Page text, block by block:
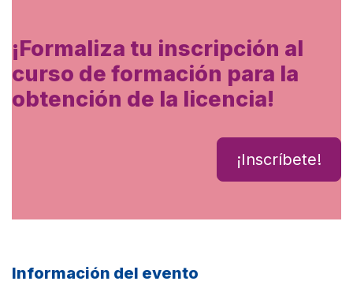
¡Formaliza tu inscripción al
curso de formación para la
obtención de la licencia!
¡Inscríbete!
Información del evento